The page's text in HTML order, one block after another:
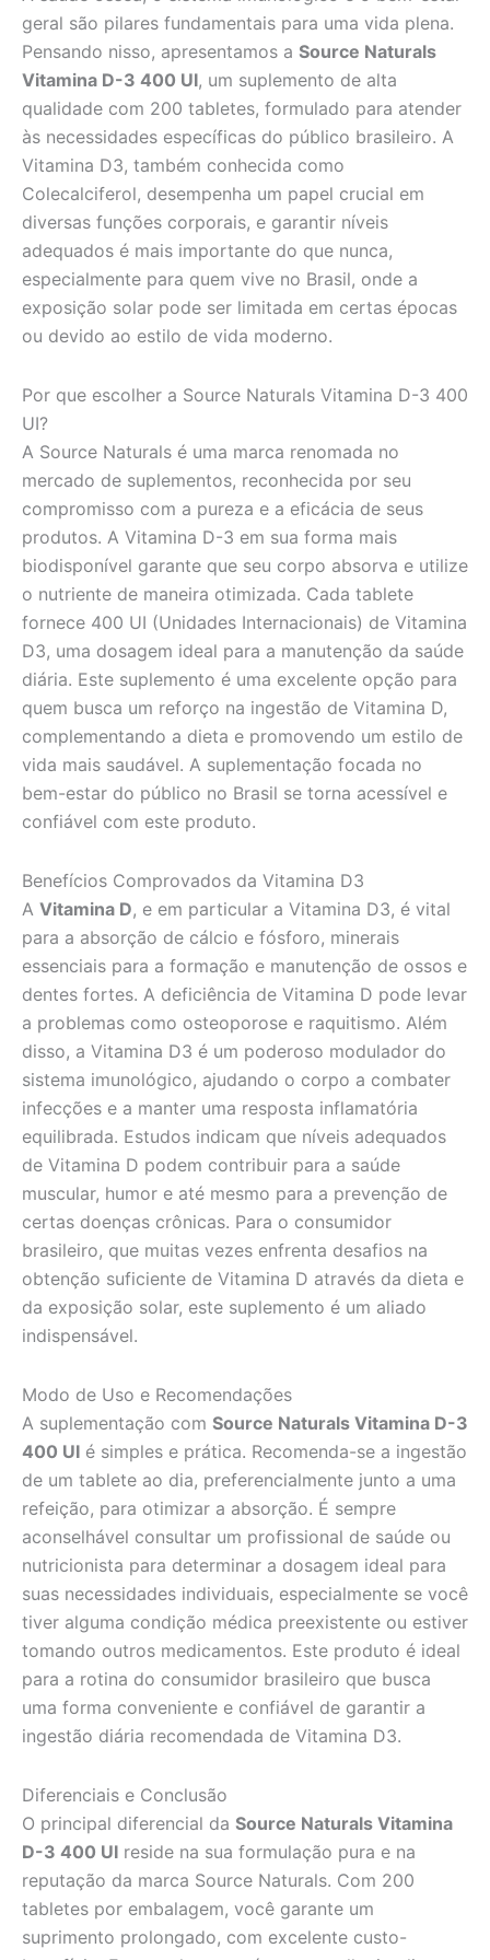
geral são pilares fundamentais para uma vida plena.
Pensando nisso, apresentamos a Source Naturals
Vitamina D-3 400 UI, um suplemento de alta
qualidade com 200 tabletes, formulado para atender
às necessidades específicas do público brasileiro. A
Vitamina D3, também conhecida como
Colecalciferol, desempenha um papel crucial em
diversas funções corporais, e garantir níveis
adequados é mais importante do que nunca,
especialmente para quem vive no Brasil, onde a
exposição solar pode ser limitada em certas épocas
ou devido ao estilo de vida moderno.
Por que escolher a Source Naturals Vitamina D-3 400
UI?
A Source Naturals é uma marca renomada no
mercado de suplementos, reconhecida por seu
compromisso com a pureza e a eficácia de seus
produtos. A Vitamina D-3 em sua forma mais
biodisponível garante que seu corpo absorva e utilize
o nutriente de maneira otimizada. Cada tablete
fornece 400 UI (Unidades Internacionais) de Vitamina
D3, uma dosagem ideal para a manutenção da saúde
diária. Este suplemento é uma excelente opção para
quem busca um reforço na ingestão de Vitamina D,
complementando a dieta e promovendo um estilo de
vida mais saudável. A suplementação focada no
bem-estar do público no Brasil se torna acessível e
confiável com este produto.
Benefícios Comprovados da Vitamina D3
A Vitamina D, e em particular a Vitamina D3, é vital
para a absorção de cálcio e fósforo, minerais
essenciais para a formação e manutenção de ossos e
dentes fortes. A deficiência de Vitamina D pode levar
a problemas como osteoporose e raquitismo. Além
disso, a Vitamina D3 é um poderoso modulador do
sistema imunológico, ajudando o corpo a combater
infecções e a manter uma resposta inflamatória
equilibrada. Estudos indicam que níveis adequados
de Vitamina D podem contribuir para a saúde
muscular, humor e até mesmo para a prevenção de
certas doenças crônicas. Para o consumidor
brasileiro, que muitas vezes enfrenta desafios na
obtenção suficiente de Vitamina D através da dieta e
da exposição solar, este suplemento é um aliado
indispensável.
Modo de Uso e Recomendações
A suplementação com Source Naturals Vitamina D-3
400 UI é simples e prática. Recomenda-se a ingestão
de um tablete ao dia, preferencialmente junto a uma
refeição, para otimizar a absorção. É sempre
aconselhável consultar um profissional de saúde ou
nutricionista para determinar a dosagem ideal para
suas necessidades individuais, especialmente se você
tiver alguma condição médica preexistente ou estiver
tomando outros medicamentos. Este produto é ideal
para a rotina do consumidor brasileiro que busca
uma forma conveniente e confiável de garantir a
ingestão diária recomendada de Vitamina D3.
Diferenciais e Conclusão
O principal diferencial da Source Naturals Vitamina
D-3 400 UI reside na sua formulação pura e na
reputação da marca Source Naturals. Com 200
tabletes por embalagem, você garante um
suprimento prolongado, com excelente custo-